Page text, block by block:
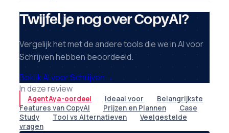
Twijfel je nog over CopyAI?
Vergelijk het met de andere tools die we in AI voor
Schrijven hebben beoordeeld.
Bekijk AI voor Schrijven→
In deze review
AgentAya-oordeel Ideaal voor
Belangrijkste
Features van CopyAI
Prijzen en Plannen
Case
Study
Tool vs Alternatieven
Veelgestelde
vragen